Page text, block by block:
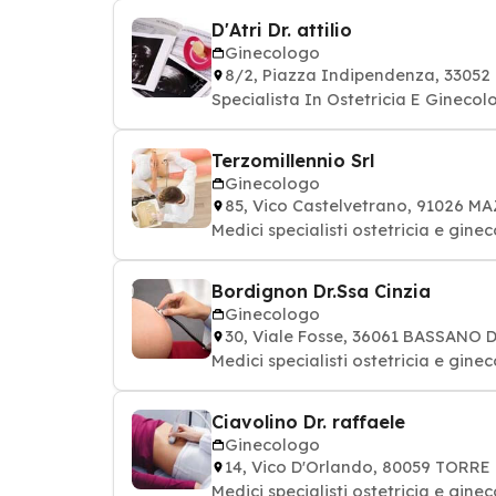
D'Atri Dr. attilio
Ginecologo
8/2, Piazza Indipendenza, 33052
Specialista In Ostetricia E
Terzomillennio Srl
Ginecologo
85, Vico Castelvetrano, 91026
Medici specialisti ostetricia e
Bordignon Dr.Ssa Cinzia
Ginecologo
30, Viale Fosse, 36061 BASSANO
Medici specialisti ostetricia e
Ciavolino Dr. raffaele
Ginecologo
14, Vico D'Orlando, 80059 TORRE
Medici specialisti ostetricia e